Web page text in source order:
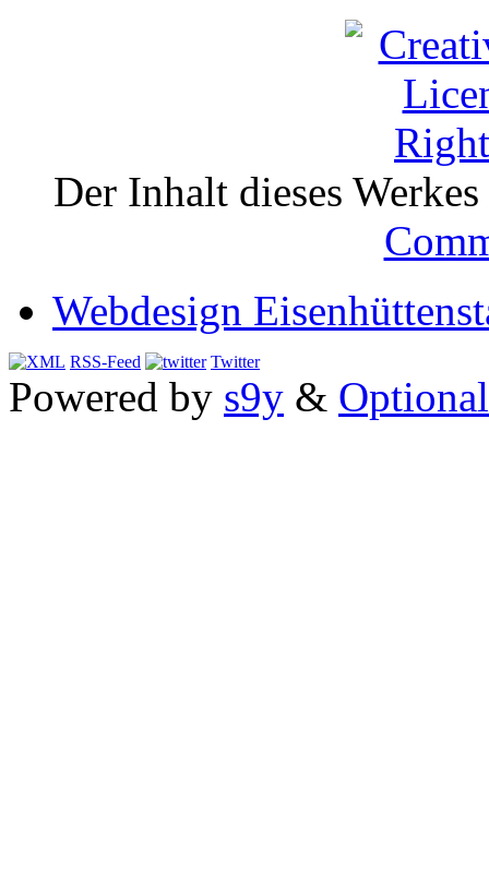
Der Inhalt dieses
Webdesign
RSS-Feed Twitter
Powered by s9y &